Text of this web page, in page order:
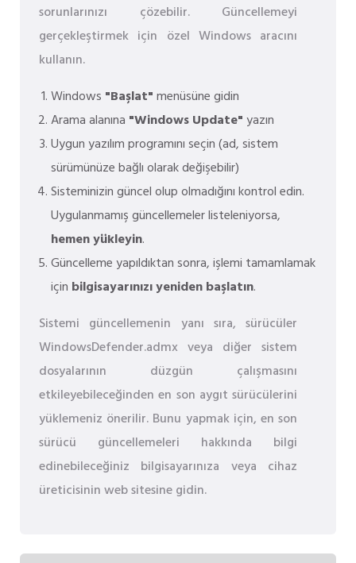
sorunlarınızı çözebilir. Güncellemeyi
gerçekleştirmek için özel Windows aracını
kullanın.
Windows "Başlat"menüsüne gidin
Arama alanına "Windows Update"yazın
Uygun yazılım programını seçin (ad, sistem
sürümünüze bağlı olarak değişebilir)
Sisteminizin güncel olup olmadığını kontrol edin.
Uygulanmamış güncellemeler listeleniyorsa,
hemen yükleyin.
Güncelleme yapıldıktan sonra, işlemi tamamlamak
için bilgisayarınızı yeniden başlatın.
Sistemi güncellemenin yanı sıra, sürücüler
WindowsDefender.admx veya diğer sistem
dosyalarının düzgün çalışmasını
etkileyebileceğinden en son aygıt sürücülerini
yüklemeniz önerilir. Bunu yapmak için, en son
sürücü güncellemeleri hakkında bilgi
edinebileceğiniz bilgisayarınıza veya cihaz
üreticisinin web sitesine gidin.